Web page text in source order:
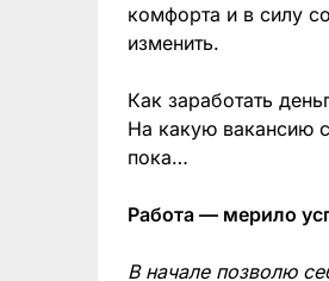
комфорта и в силу
изменить.
Как заработать
На какую вакансию
пока…
Работа — мерило
В начале позволю